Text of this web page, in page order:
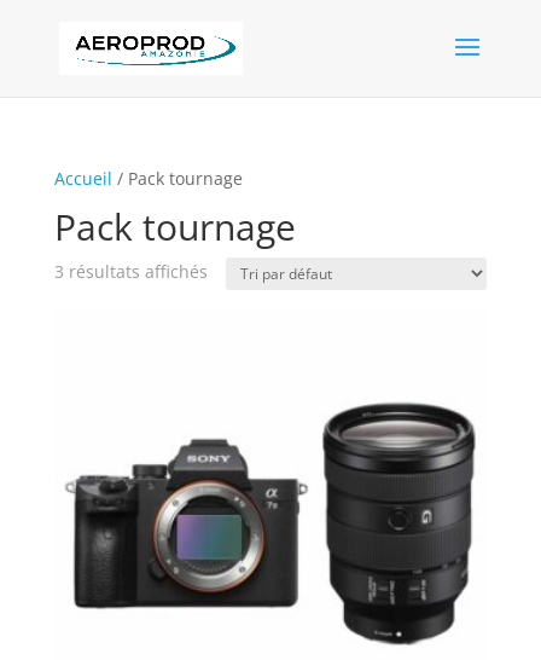
Accueil / Pack tournage
Pack tournage
3 résultats affichés